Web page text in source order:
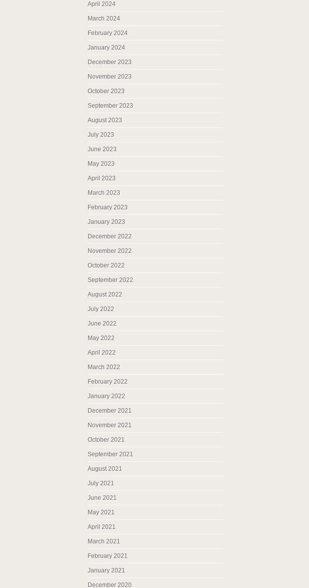
April 2024
March 2024
February 2024
January 2024
December 2023
November 2023
October 2023
September 2023
August 2023
July 2023
June 2023
May 2023
April 2023
March 2023
February 2023
January 2023
December 2022
November 2022
October 2022
September 2022
August 2022
July 2022
June 2022
May 2022
April 2022
March 2022
February 2022
January 2022
December 2021
November 2021
October 2021
September 2021
August 2021
July 2021
June 2021
May 2021
April 2021
March 2021
February 2021
January 2021
December 2020